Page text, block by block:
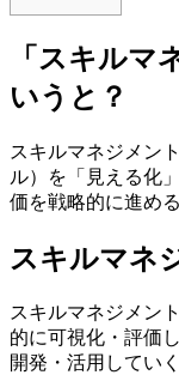
「スキルマ
いうと？
スキルマネジメン
ル）を「見える化
価を戦略的に進め
スキルマネ
スキルマネジメン
的に可視化・評価
開発・活用してい